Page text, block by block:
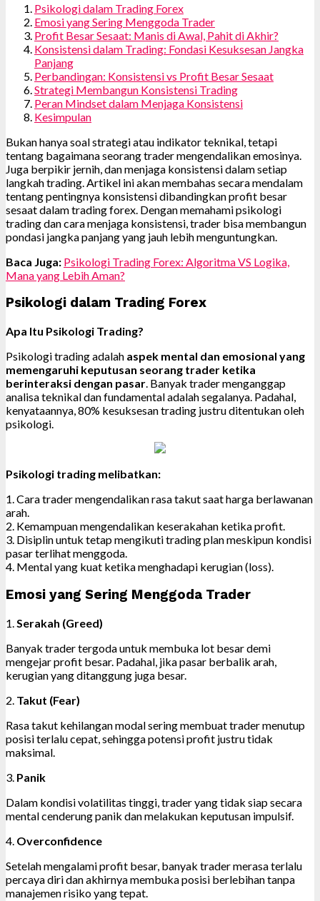
Psikologi dalam Trading Forex
Emosi yang Sering Menggoda Trader
Profit Besar Sesaat: Manis di Awal, Pahit di Akhir?
Konsistensi dalam Trading: Fondasi Kesuksesan Jangka
Panjang
Perbandingan: Konsistensi vs Profit Besar Sesaat
Strategi Membangun Konsistensi Trading
Peran Mindset dalam Menjaga Konsistensi
Kesimpulan
Bukan hanya soal strategi atau indikator teknikal, tetapi
tentang bagaimana seorang trader mengendalikan emosinya.
Juga berpikir jernih, dan menjaga konsistensi dalam setiap
langkah trading. Artikel ini akan membahas secara mendalam
tentang pentingnya konsistensi dibandingkan profit besar
sesaat dalam trading forex. Dengan memahami psikologi
trading dan cara menjaga konsistensi, trader bisa membangun
pondasi jangka panjang yang jauh lebih menguntungkan.
Baca Juga: Psikologi Trading Forex: Algoritma VS Logika,
Mana yang Lebih Aman?
Psikologi dalam Trading Forex
Apa Itu Psikologi Trading?
Psikologi trading adalah aspek mental dan emosional yang
memengaruhi keputusan seorang trader ketika
berinteraksi dengan pasar. Banyak trader menganggap
analisa teknikal dan fundamental adalah segalanya. Padahal,
kenyataannya, 80% kesuksesan trading justru ditentukan oleh
psikologi.
Psikologi trading melibatkan:
1. Cara trader mengendalikan rasa takut saat harga berlawanan
arah.
2. Kemampuan mengendalikan keserakahan ketika profit.
3. Disiplin untuk tetap mengikuti trading plan meskipun kondisi
pasar terlihat menggoda.
4. Mental yang kuat ketika menghadapi kerugian (loss).
Emosi yang Sering Menggoda Trader
1. Serakah (Greed)
Banyak trader tergoda untuk membuka lot besar demi
mengejar profit besar. Padahal, jika pasar berbalik arah,
kerugian yang ditanggung juga besar.
2. Takut (Fear)
Rasa takut kehilangan modal sering membuat trader menutup
posisi terlalu cepat, sehingga potensi profit justru tidak
maksimal.
3. Panik
Dalam kondisi volatilitas tinggi, trader yang tidak siap secara
mental cenderung panik dan melakukan keputusan impulsif.
4. Overconfidence
Setelah mengalami profit besar, banyak trader merasa terlalu
percaya diri dan akhirnya membuka posisi berlebihan tanpa
manajemen risiko yang tepat.